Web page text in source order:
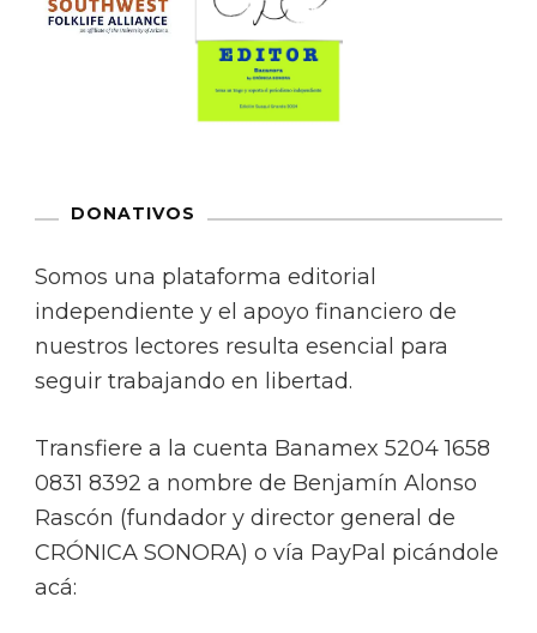
DONATIVOS
Somos una plataforma editorial
independiente y el apoyo financiero de
nuestros lectores resulta esencial para
seguir trabajando en libertad.
Transfiere a la cuenta Banamex 5204 1658
0831 8392 a nombre de Benjamín Alonso
Rascón (fundador y director general de
CRÓNICA SONORA) o vía PayPal picándole
acá: